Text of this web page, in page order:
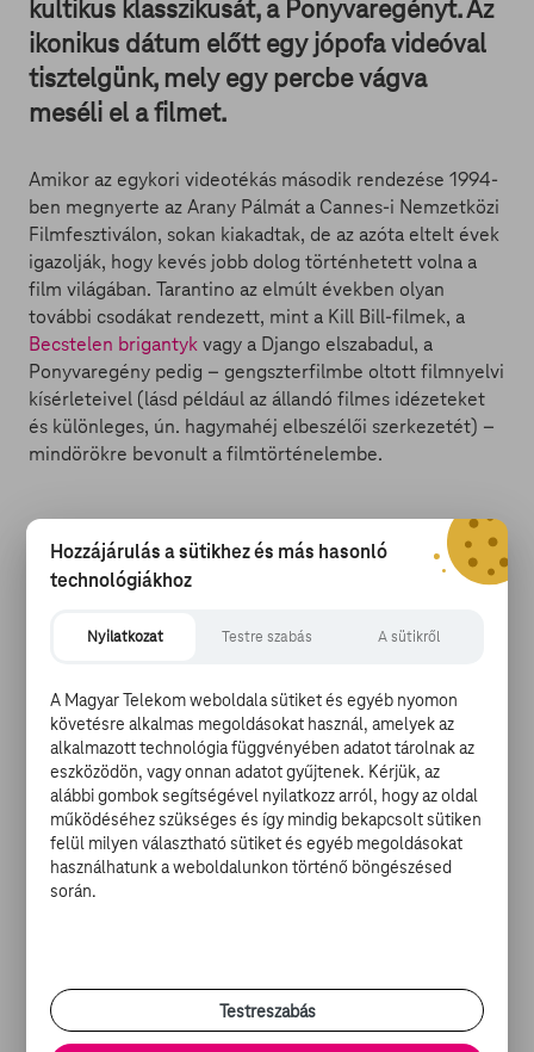
kultikus klasszikusát, a Ponyvaregényt. Az
ikonikus dátum előtt egy jópofa videóval
tisztelgünk, mely egy percbe vágva
meséli el a filmet.
Amikor az egykori videotékás második rendezése 1994-
ben megnyerte az Arany Pálmát a Cannes-i Nemzetközi
Filmfesztiválon, sokan kiakadtak, de az azóta eltelt évek
igazolják, hogy kevés jobb dolog történhetett volna a
film világában. Tarantino az elmúlt években olyan
további csodákat rendezett, mint a Kill Bill-filmek, a
Becstelen brigantykvagy a Django elszabadul, a
Ponyvaregény pedig – gengszterfilmbe oltott filmnyelvi
kísérleteivel (lásd például az állandó filmes idézeteket
és különleges, ún. hagymahéj elbeszélői szerkezetét) –
mindörökre bevonult a filmtörténelembe.
Amellett, hogy a mű a filmkánonban is hivatkozási
alappá vált, a rajongók is imádják, az alkotásból
származó, mára aranyköpéssé vált bemondások mellett
Hozzájárulás a sütikhez és más hasonló
technológiákhoz
Nyilatkozat Testre szabás A sütikről
A Magyar Telekom weboldala sütiket és egyéb nyomon
követésre alkalmas megoldásokat használ, amelyek az
alkalmazott technológia függvényében adatot tárolnak az
eszközödön, vagy onnan adatot gyűjtenek. Kérjük, az
alábbi gombok segítségével nyilatkozz arról, hogy az oldal
működéséhez szükséges és így mindig bekapcsolt sütiken
felül milyen választható sütiket és egyéb megoldásokat
használhatunk a weboldalunkon történő böngészésed
során.
Testreszabás